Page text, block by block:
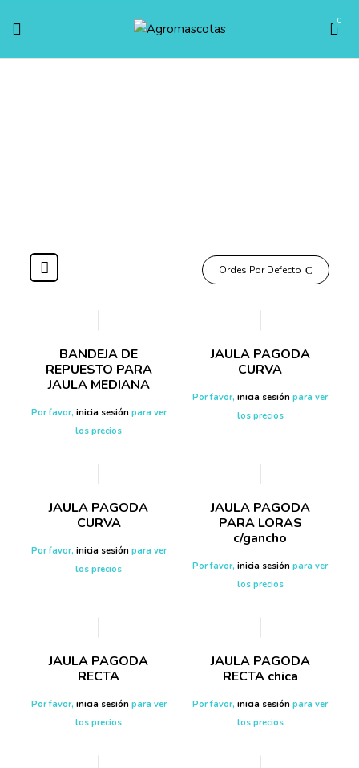
0
Ordes Por Defecto
BANDEJA DE
REPUESTO PARA
JAULA MEDIANA
Por favor, inicia sesiónpara ver
los precios
JAULA PAGODA
CURVA
Por favor,inicia sesión para ver
los precios
JAULA PAGODA
CURVA
Por favor, inicia sesiónpara ver
los precios
JAULA PAGODA
PARA LORAS
c/gancho
Por favor,inicia sesión para ver
los precios
JAULA PAGODA
RECTA
Por favor, inicia sesiónpara ver
los precios
JAULA PAGODA
RECTA chica
Por favor,inicia sesión para ver
los precios